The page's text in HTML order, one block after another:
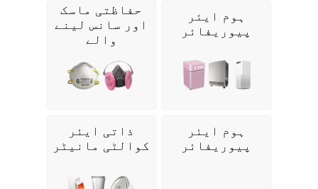
ہوم ایئر
پیوریفائر
حفاظتی ماسک
اور سانس لینے
والے
ہوم ایئر
پیوریفائر
ذاتی ایئر
کوالٹی مانیٹر